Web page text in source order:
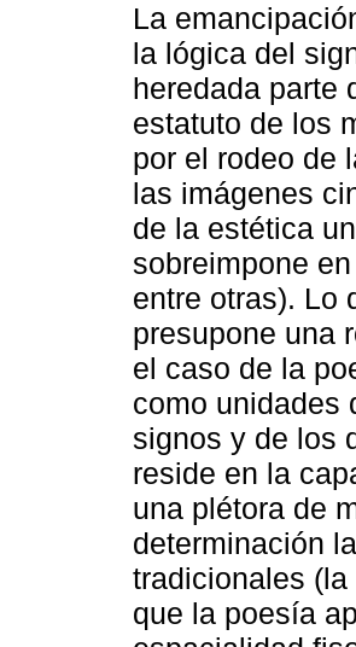
La
la lógica del
heredada parte
estatuto de los
por el rodeo de
las imágenes
de la estética
sobreimpone
entre otras). Lo
presupone una
el caso de la
como unidades
signos y de los
reside en la
una plétora de
determinación
tradicionales
que la poesía